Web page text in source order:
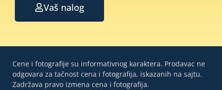
Vaš nalog
Cene i fotografije su informativnog karaktera. Prodavac ne
odgovara za tačnost cena i fotografija, iskazanih na sajtu.
Zadržava pravo izmena cena i fotografija.